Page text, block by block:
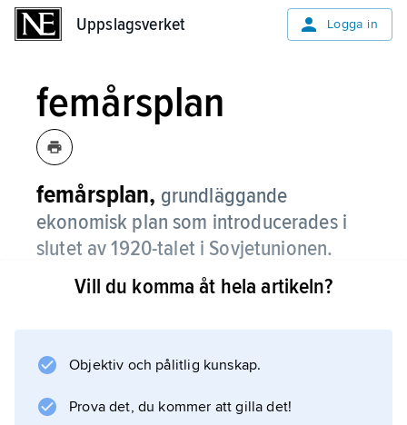
Uppslagsverket Logga in
femårsplan
femårsplan, grundläggande
ekonomisk plan som introducerades i
slutet av 1920-talet i Sovjetunionen.
Den första femårsplanen (1928–32), som
kollektivisera jordbruket. Femårsplaner har
förverkligades den första femårsplanen 1953–
Vill du komma åt hela artikeln?
Objektiv och pålitlig kunskap.
Prova det, du kommer att gilla det!